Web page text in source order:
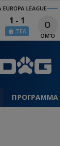
EUROPA LEAGUE
1 - 1
ΤΕΛ
Ο
ΟΜΌ
ΠΡΟΓΡΑΜΜΑ